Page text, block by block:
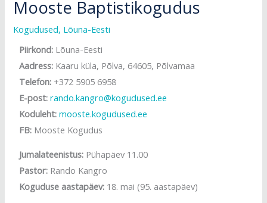
Mooste Baptistikogudus
Kogudused, Lõuna-Eesti
Piirkond: Lõuna-Eesti
Aadress: Kaaru küla, Põlva, 64605, Põlvamaa
Telefon: +372 5905 6958
E-post: rando.kangro@kogudused.ee
Koduleht: mooste.kogudused.ee
FB: Mooste Kogudus
Jumalateenistus: Pühapäev 11.00
Pastor: Rando Kangro
Koguduse aastapäev: 18. mai (95. aastapäev)